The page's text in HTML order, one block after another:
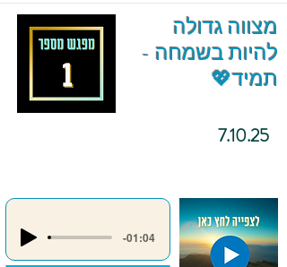
מצווה גדולה
להיות בשמחה -
תמיד💖
7.10.25
-01:04